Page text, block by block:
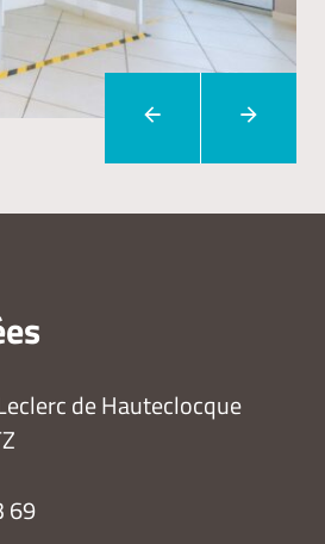
Leclerc de Hauteclocque
69